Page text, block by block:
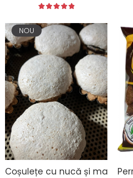
NOU
Coșulețe cu nucă și magiun